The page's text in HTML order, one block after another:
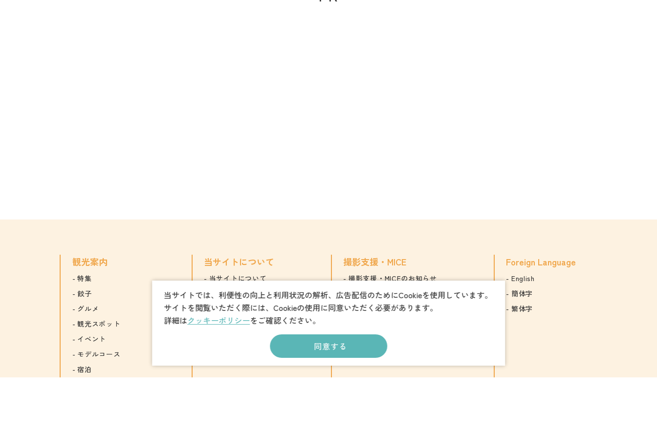
観光案内
特集
餃子
グルメ
観光スポット
イベント
モデルコース
宿泊
当サイトについて
当サイトについて
運営組織
会員情報
関連リンク
撮影支援・MICE
撮影支援・MICEのお知らせ
フィルムコミッション
MICE
Foreign Language
English
簡体字
繁体字
当サイトでは、利便性の向上と利用状況の解析、広告配信のためにCookieを使用しています。
サイトを閲覧いただく際には、Cookieの使用に同意いただく必要があります。
詳細はクッキーポリシーをご確認ください。
同意する